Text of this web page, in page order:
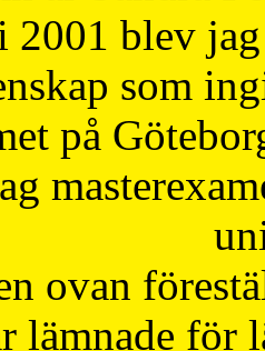
2001 blev
som
på
ovan
lämnade för